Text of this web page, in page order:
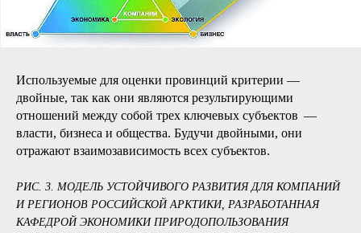
Используемые для оценки провинций критерии —
двойные, так как они являются результирующими
отношений между собой трех ключевых субъектов —
власти, бизнеса и общества. Будучи двойными, они
отражают взаимозависимость всех субъектов.
РИС. 3. МОДЕЛЬ УСТОЙЧИВОГО РАЗВИТИЯ ДЛЯ КОМПАНИЙ
И РЕГИОНОВ РОССИЙСКОЙ АРКТИКИ, РАЗРАБОТАННАЯ
КАФЕДРОЙ ЭКОНОМИКИ ПРИРОДОПОЛЬЗОВАНИЯ